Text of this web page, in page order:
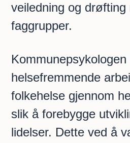
veiledning og drøfting
faggrupper.
helsefremmende
folkehelse gjennom
slik å forebygge
lidelser. Dette ved å